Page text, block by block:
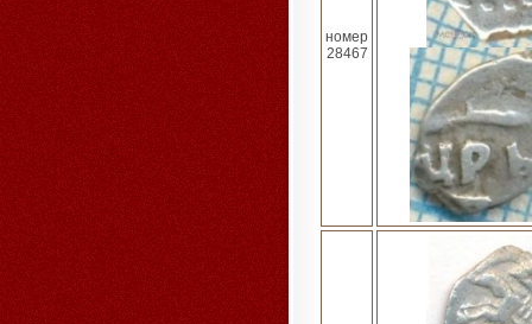
номер
28467